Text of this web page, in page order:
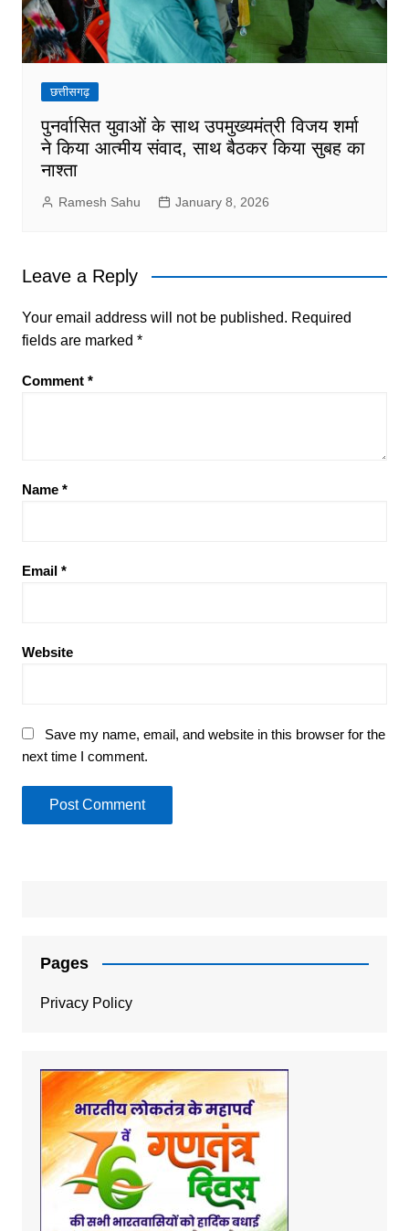
छत्तीसगढ़
पुनर्वासित युवाओं के साथ उपमुख्यमंत्री विजय शर्मा
ने किया आत्मीय संवाद, साथ बैठकर किया सुबह का
नाश्ता
Ramesh Sahu January 8, 2026
Leave a Reply
Your email address will not be published. Required
fields are marked *
Comment *
Name *
Email *
Website
Save my name, email, and website in this browser for the
next time I comment.
Pages
Privacy Policy